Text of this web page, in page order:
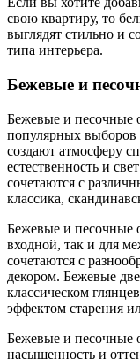
свою квартиру, то
выглядят стильно и
типа интерьера.
Бежевые и
Бежевые и песочные
популярных выборов
создают атмосферу
естественность и
сочетаются с
классика,
Бежевые и песочные
входной, так и для
сочетаются с
декором. Бежевые
классическом
эффектом старения
Бежевые и песочные
насыщенность и